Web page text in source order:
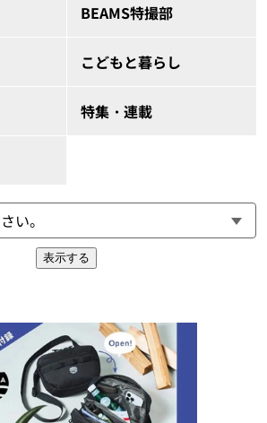
BEAMS特撮部
こどもと暮らし
特集・連載
表示する